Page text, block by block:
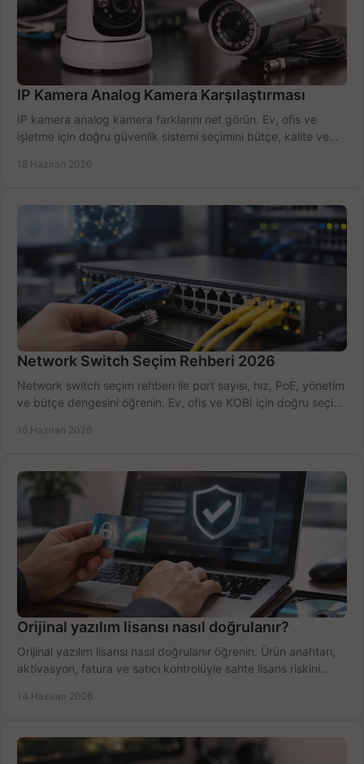
IP Kamera Analog Kamera Karşılaştırması
IP kamera analog kamera farklarını net görün. Ev, ofis ve
işletme için doğru güvenlik sistemi seçimini bütçe, kalite ve
18 Haziran 2026
Network Switch Seçim Rehberi 2026
Network switch seçim rehberi ile port sayısı, hız, PoE, yönetim
ve bütçe dengesini öğrenin. Ev, ofis ve KOBİ için doğru seçimi
16 Haziran 2026
Orijinal yazılım lisansı nasıl doğrulanır?
Orijinal yazılım lisansı nasıl doğrulanır öğrenin. Ürün anahtarı,
aktivasyon, fatura ve satıcı kontrolüyle sahte lisans riskini
14 Haziran 2026